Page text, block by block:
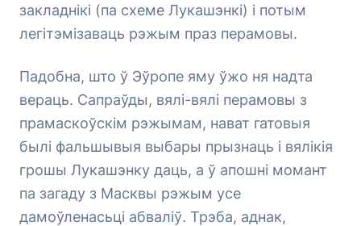
закладнікі (па схеме Лукашэнкі) і потым
легітэмізаваць рэжым праз перамовы.
Падобна, што ў Эўропе яму ўжо ня надта
вераць. Сапраўды, вялі-вялі перамовы з
прамаскоўскім рэжымам, нават гатовыя
былі фальшывыя выбары прызнаць і вялікія
грошы Лукашэнку даць, а ў апошні момант
па загаду з Масквы рэжым усе
дамоўленасьці абваліў. Трэба, аднак,